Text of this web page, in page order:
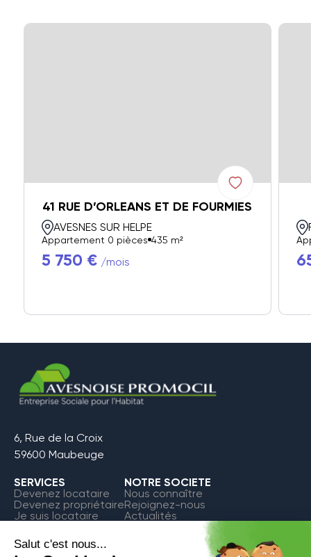
41 RUE D’ORLEANS ET DE FOURMIES
AVESNES SUR HELPE
Appartement 0 pièces 435 m²
5 750 € /mois
6, Rue de la Croix
59600 Maubeuge
SERVICES
Devenez locataire
Devenez propriétaire
Je suis locataire
NOTRE SOCIETE
Nous connaître
Rejoignez-nous
Actualités